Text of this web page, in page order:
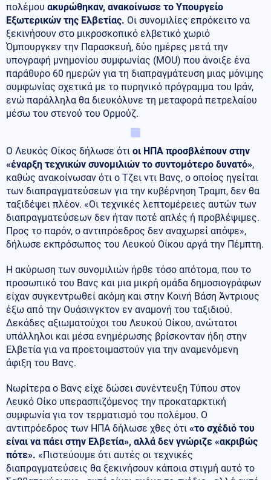
πολέμου ακυρώθηκαν, ανακοίνωσε το Υπουργείο
Εξωτερικών της Ελβετίας. Οι συνομιλίες επρόκειτο να
ξεκινήσουν στο μικροσκοπικό ελβετικό χωριό
Όμπουργκεν την Παρασκευή, δύο ημέρες μετά την
υπογραφή μνημονίου συμφωνίας (MOU) που άνοιξε ένα
παράθυρο 60 ημερών για τη διαπραγμάτευση μιας μόνιμης
συμφωνίας σχετικά με το πυρηνικό πρόγραμμα του Ιράν,
ενώ παράλληλα θα διευκόλυνε τη μεταφορά πετρελαίου
μέσω του στενού του Ορμούζ.
Ο Λευκός Οίκος δήλωσε ότι οι ΗΠΑ προσβλέπουν στην
«έναρξη τεχνικών συνομιλιών το συντομότερο δυνατό»,
καθώς ανακοίνωσαν ότι ο Τζει ντι Βανς, ο οποίος ηγείται
των διαπραγματεύσεων για την κυβέρνηση Τραμπ, δεν θα
ταξιδέψει πλέον. «Οι τεχνικές λεπτομέρειες αυτών των
διαπραγματεύσεων δεν ήταν ποτέ απλές ή προβλέψιμες.
Προς το παρόν, ο αντιπρόεδρος δεν αναχωρεί απόψε»,
δήλωσε εκπρόσωπος του Λευκού Οίκου αργά την Πέμπτη.
Η ακύρωση των συνομιλιών ήρθε τόσο απότομα, που το
προσωπικό του Βανς και μια μικρή ομάδα δημοσιογράφων
είχαν συγκεντρωθεί ακόμη και στην Κοινή Βάση Άντριους
έξω από την Ουάσινγκτον εν αναμονή του ταξιδιού.
Δεκάδες αξιωματούχοι του Λευκού Οίκου, ανώτατοι
υπάλληλοι και μέσα ενημέρωσης βρίσκονταν ήδη στην
Ελβετία για να προετοιμαστούν για την αναμενόμενη
άφιξη του Βανς.
Νωρίτερα ο Βανς είχε δώσει συνέντευξη Τύπου στον
Λευκό Οίκο υπερασπιζόμενος την προκαταρκτική
συμφωνία για τον τερματισμό του πολέμου. Ο
αντιπρόεδρος των ΗΠΑ δήλωσε χθες ότι «το σχέδιό του
είναι να πάει στην Ελβετία», αλλά δεν γνώριζε «ακριβώς
πότε». «Πιστεύουμε ότι αυτές οι τεχνικές
διαπραγματεύσεις θα ξεκινήσουν κάποια στιγμή αυτό το